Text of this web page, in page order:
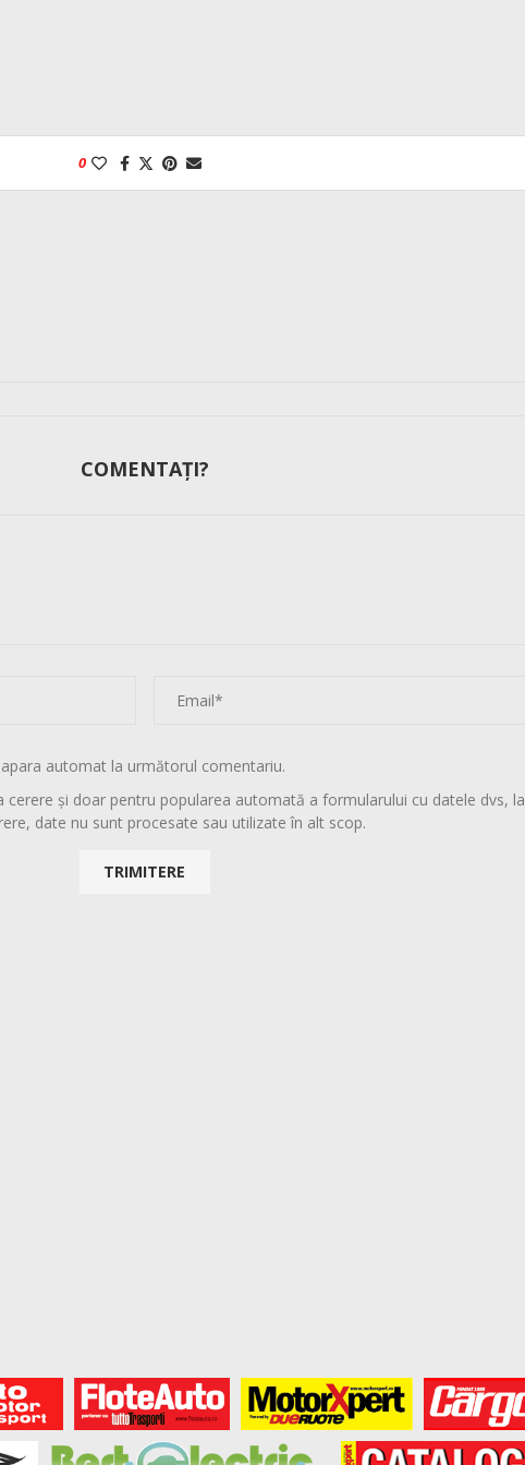
0
COMENTAȚI?
automat la următorul comentariu.
și doar pentru popularea automată a formularului cu datele dvs, la
date nu sunt procesate sau utilizate în alt scop.